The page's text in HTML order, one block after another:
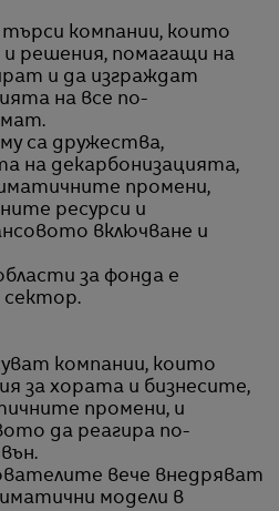
компании, които
решения, помагащи на
и да изграждат
на все по-
са дружества,
на декарбонизацията,
промени,
ресурси и
включване и
за фонда е
компании, които
за хората и бизнесите,
промени, и
да реагира по-
вече внедряват
модели в